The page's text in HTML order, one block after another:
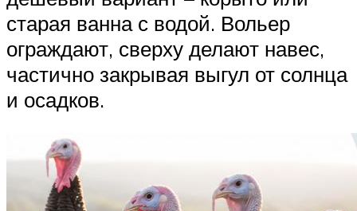
старая ванна с водой. Вольер
ограждают, сверху делают навес,
частично закрывая выгул от солнца
и осадков.